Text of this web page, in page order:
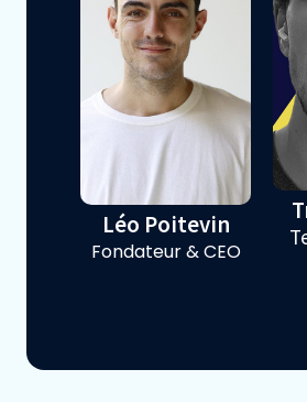
Léo Poitevin
Fondateur & CEO